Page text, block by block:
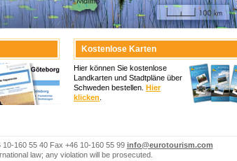
Kostenlose Karten
Hier können Sie kostenlose
Landkarten und Stadtpläne über
Schweden bestellen. Hier
klicken
160 55 40 Fax +46 10-160 55 99 info@eurotourism.com
law; any violation will be prosecuted.